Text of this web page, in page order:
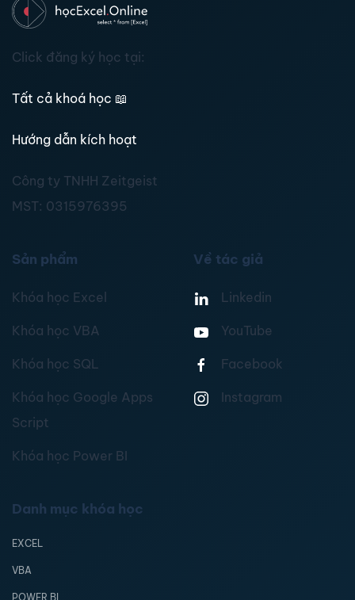
Click đăng ký học tại:
Tất cả khoá học 📖
Hướng dẫn kích hoạt
Công ty TNHH Zeitgeist
MST: 0315976395
Sản phẩm
Khóa học Excel
Khóa học VBA
Khóa học SQL
Khóa học Google Apps
Script
Khóa học Power BI
Về tác giả
Linkedin
YouTube
Facebook
Instagram
Danh mục khóa học
EXCEL
VBA
POWER BI